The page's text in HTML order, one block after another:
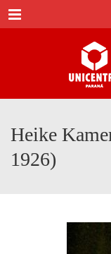
Menu
Heike
1926)